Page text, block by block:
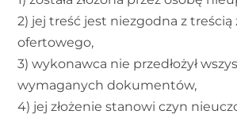
2) jej treść jest niezgodna z treścią
ofertowego,
3) wykonawca nie przedłożył
wymaganych dokumentów,
4) jej złożenie stanowi czyn